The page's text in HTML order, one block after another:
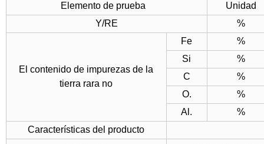
Elemento de prueba
Unidad
Y/RE
%
El contenido de impurezas de la
tierra rara no
Fe
%
Si
%
C
%
O.
%
Al.
%
Características del producto